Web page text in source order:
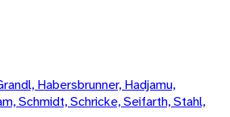
Habersbrunner, Hadjamu,
Schmidt, Schricke, Seifarth, Stahl,